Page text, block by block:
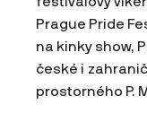
Prague Pride
na kinky show,
české i
prostorného P.